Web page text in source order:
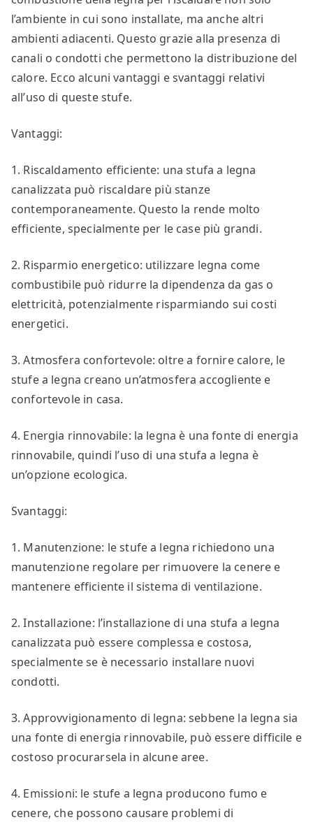
l’ambiente in cui sono installate, ma anche altri
ambienti adiacenti. Questo grazie alla presenza di
canali o condotti che permettono la distribuzione del
calore. Ecco alcuni vantaggi e svantaggi relativi
all’uso di queste stufe.
Vantaggi:
1. Riscaldamento efficiente: una stufa a legna
canalizzata può riscaldare più stanze
contemporaneamente. Questo la rende molto
efficiente, specialmente per le case più grandi.
2. Risparmio energetico: utilizzare legna come
combustibile può ridurre la dipendenza da gas o
elettricità, potenzialmente risparmiando sui costi
energetici.
3. Atmosfera confortevole: oltre a fornire calore, le
stufe a legna creano un’atmosfera accogliente e
confortevole in casa.
4. Energia rinnovabile: la legna è una fonte di energia
rinnovabile, quindi l’uso di una stufa a legna è
un’opzione ecologica.
Svantaggi:
1. Manutenzione: le stufe a legna richiedono una
manutenzione regolare per rimuovere la cenere e
mantenere efficiente il sistema di ventilazione.
2. Installazione: l’installazione di una stufa a legna
canalizzata può essere complessa e costosa,
specialmente se è necessario installare nuovi
condotti.
3. Approvvigionamento di legna: sebbene la legna sia
una fonte di energia rinnovabile, può essere difficile e
costoso procurarsela in alcune aree.
4. Emissioni: le stufe a legna producono fumo e
cenere, che possono causare problemi di